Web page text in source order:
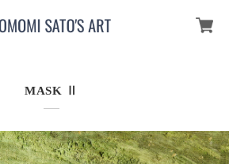
MASK Ⅱ